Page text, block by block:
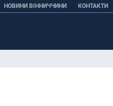
НОВИНИ ВІННИЧЧИНИ КОНТАКТИ